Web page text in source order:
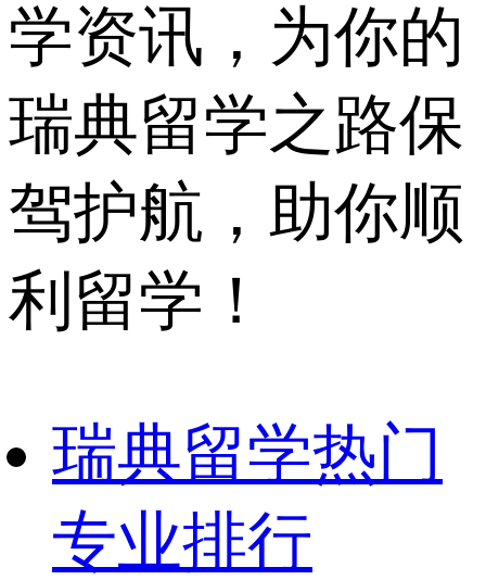
学资讯，为你的
瑞典留学之路保
驾护航，助你顺
利留学！
瑞典留学热门
专业排行